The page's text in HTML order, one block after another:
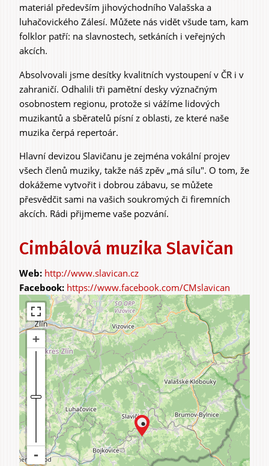
materiál především jihovýchodního Valašska a
luhačovického Zálesí. Můžete nás vidět všude tam, kam
folklor patří: na slavnostech, setkáních i veřejných
akcích.
Absolvovali jsme desítky kvalitních vystoupení v ČR i v
zahraničí. Odhalili tři pamětní desky význačným
osobnostem regionu, protože si vážíme lidových
muzikantů a sběratelů písní z oblasti, ze které naše
muzika čerpá repertoár.
Hlavní devizou Slavičanu je zejména vokální projev
všech členů muziky, takže náš zpěv „má sílu". O tom, že
dokážeme vytvořit i dobrou zábavu, se můžete
přesvědčit sami na vašich soukromých či firemních
akcích. Rádi přijmeme vaše pozvání.
Cimbálová muzika Slavičan
http://www.slavican.cz
https://www.facebook.com/CMslavican